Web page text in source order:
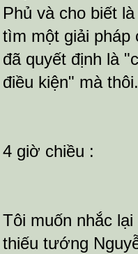
Phủ và cho biết
tìm một giải pháp
đã quyết định là
điều kiện" mà
4 giờ chiều :
Tôi muốn nhắc
thiếu tướng